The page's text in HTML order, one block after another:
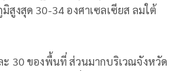
งสุด 30-34 องศาเซลเซียส ลมใต้
30 ของพื้นที่ ส่วนมากบริเวณจังหวัด